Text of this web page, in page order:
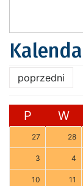
poprzedni
P W
27 28
3 4
10 11